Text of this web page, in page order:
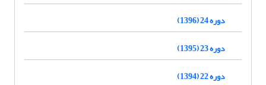
دوره 24 (1396)
دوره 23 (1395)
دوره 22 (1394)